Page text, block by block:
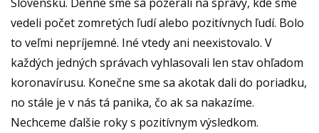
vedeli počet zomretých ľudí alebo pozitívnych ľudí. Bolo
to veľmi nepríjemné. Iné vtedy ani neexistovalo. V
každých jedných správach vyhlasovali len stav ohľadom
koronavírusu. Konečne sme sa akotak dali do poriadku,
no stále je v nás tá panika, čo ak sa nakazíme.
Nechceme ďalšie roky s pozitívnym výsledkom.